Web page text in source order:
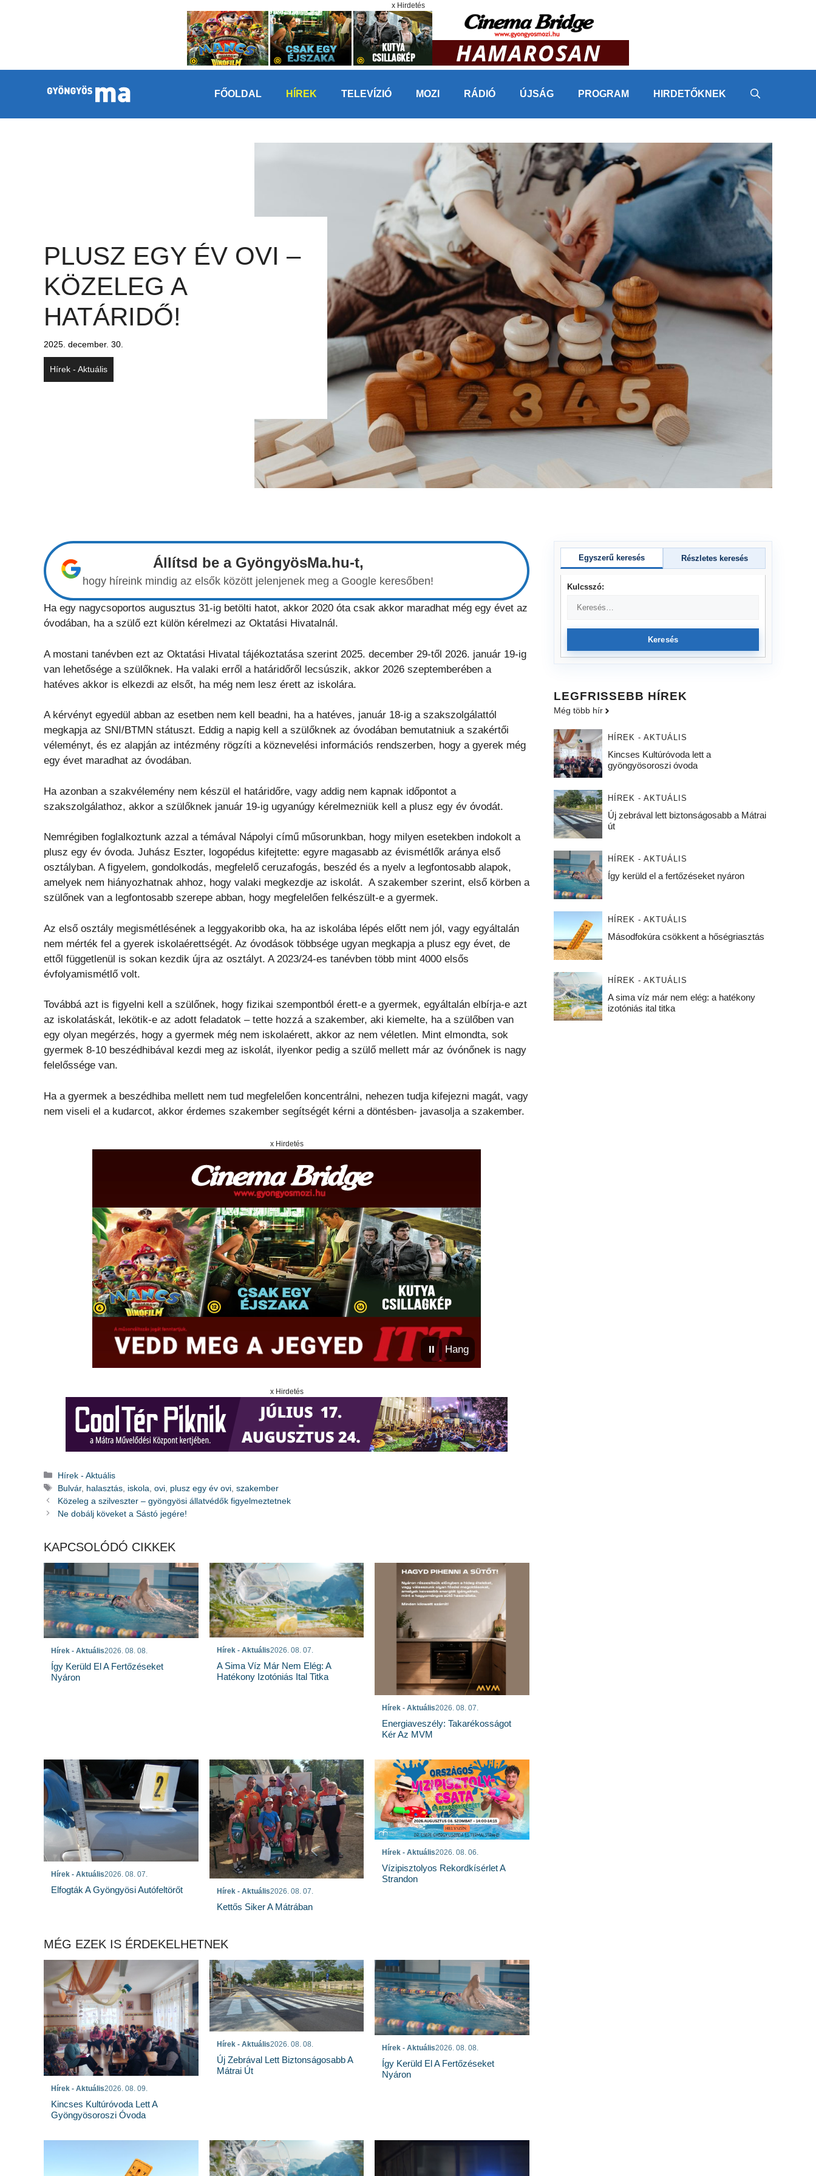
x Hirdetés
FŐOLDAL HÍREK TELEVÍZIÓ MOZI RÁDIÓ ÚJSÁG PROGRAM HIRDETŐKNEK
PLUSZ EGY ÉV OVI –
KÖZELEG A
HATÁRIDŐ!
2025. december. 30.
Hírek - Aktuális
Állítsd be a GyöngyösMa.hu-t,
hogy híreink mindig az elsők között jelenjenek meg a Google keresőben!
Ha egy nagycsoportos augusztus 31-ig betölti hatot, akkor 2020 óta csak akkor maradhat még egy évet az
óvodában, ha a szülő ezt külön kérelmezi az Oktatási Hivatalnál.
A mostani tanévben ezt az Oktatási Hivatal tájékoztatása szerint 2025. december 29-től 2026. január 19-ig
van lehetősége a szülőknek. Ha valaki erről a határidőről lecsúszik, akkor 2026 szeptemberében a
hatéves akkor is elkezdi az elsőt, ha még nem lesz érett az iskolára.
A kérvényt egyedül abban az esetben nem kell beadni, ha a hatéves, január 18-ig a szakszolgálattól
megkapja az SNI/BTMN státuszt. Eddig a napig kell a szülőknek az óvodában bemutatniuk a szakértői
véleményt, és ez alapján az intézmény rögzíti a köznevelési információs rendszerben, hogy a gyerek még
egy évet maradhat az óvodában.
Ha azonban a szakvélemény nem készül el határidőre, vagy addig nem kapnak időpontot a
szakszolgálathoz, akkor a szülőknek január 19-ig ugyanúgy kérelmezniük kell a plusz egy év óvodát.
Nemrégiben foglalkoztunk azzal a témával Nápolyi című műsorunkban, hogy milyen esetekben indokolt a
plusz egy év óvoda. Juhász Eszter, logopédus kifejtette: egyre magasabb az évismétlők aránya első
osztályban. A figyelem, gondolkodás, megfelelő ceruzafogás, beszéd és a nyelv a legfontosabb alapok,
amelyek nem hiányozhatnak ahhoz, hogy valaki megkezdje az iskolát. A szakember szerint, első körben a
szülőnek van a legfontosabb szerepe abban, hogy megfelelően felkészült-e a gyermek.
Az első osztály megismétlésének a leggyakoribb oka, ha az iskolába lépés előtt nem jól, vagy egyáltalán
nem mérték fel a gyerek iskolaérettségét. Az óvodások többsége ugyan megkapja a plusz egy évet, de
ettől függetlenül is sokan kezdik újra az osztályt. A 2023/24-es tanévben több mint 4000 elsős
évfolyamismétlő volt.
Továbbá azt is figyelni kell a szülőnek, hogy fizikai szempontból érett-e a gyermek, egyáltalán elbírja-e azt
az iskolatáskát, lekötik-e az adott feladatok – tette hozzá a szakember, aki kiemelte, ha a szülőben van
egy olyan megérzés, hogy a gyermek még nem iskolaérett, akkor az nem véletlen. Mint elmondta, sok
gyermek 8-10 beszédhibával kezdi meg az iskolát, ilyenkor pedig a szülő mellett már az óvónőnek is nagy
felelőssége van.
Ha a gyermek a beszédhiba mellett nem tud megfelelően koncentrálni, nehezen tudja kifejezni magát, vagy
nem viseli el a kudarcot, akkor érdemes szakember segítségét kérni a döntésben- javasolja a szakember.
x Hirdetés
⏸ Hang
x Hirdetés
Kategória
Hírek - Aktuális
Címkék
Bulvár, halasztás iskola ,ovi plusz egy év ovi ,szakember
Közeleg a szilveszter – gyöngyösi állatvédők figyelmeztetnek
Ne dobálj köveket a Sástó jegére!
KAPCSOLÓDÓ CIKKEK
Hírek - Aktuális2026. 08. 08.
Így Kerüld El A Fertőzéseket
Nyáron
Hírek - Aktuális2026. 08. 07.
A Sima Víz Már Nem Elég: A
Hatékony Izotóniás Ital Titka
Hírek - Aktuális2026. 08. 07.
Energiaveszély: Takarékosságot
Kér Az MVM
Hírek - Aktuális2026. 08. 07.
Elfogták A Gyöngyösi Autófeltörőt Hírek - Aktuális2026. 08. 07.
Kettős Siker A Mátrában
Hírek - Aktuális2026. 08. 06.
Vízipisztolyos Rekordkísérlet A
Strandon
MÉG EZEK IS ÉRDEKELHETNEK
Hírek - Aktuális2026. 08. 09.
Kincses Kultúróvoda Lett A
Gyöngyösoroszi Óvoda
Hírek - Aktuális2026. 08. 08.
Új Zebrával Lett Biztonságosabb A
Mátrai Út
Hírek - Aktuális2026. 08. 08.
Így Kerüld El A Fertőzéseket
Nyáron
Egyszerű keresés Részletes keresés
Kulcsszó:
Keresés
LEGFRISSEBB HÍREK
Még több hír
HÍREK - AKTUÁLIS
Kincses Kultúróvoda lett a
gyöngyösoroszi óvoda
HÍREK - AKTUÁLIS
Új zebrával lett biztonságosabb a Mátrai
út
HÍREK - AKTUÁLIS
Így kerüld el a fertőzéseket nyáron
HÍREK - AKTUÁLIS
Másodfokúra csökkent a hőségriasztás
HÍREK - AKTUÁLIS
A sima víz már nem elég: a hatékony
izotóniás ital titka